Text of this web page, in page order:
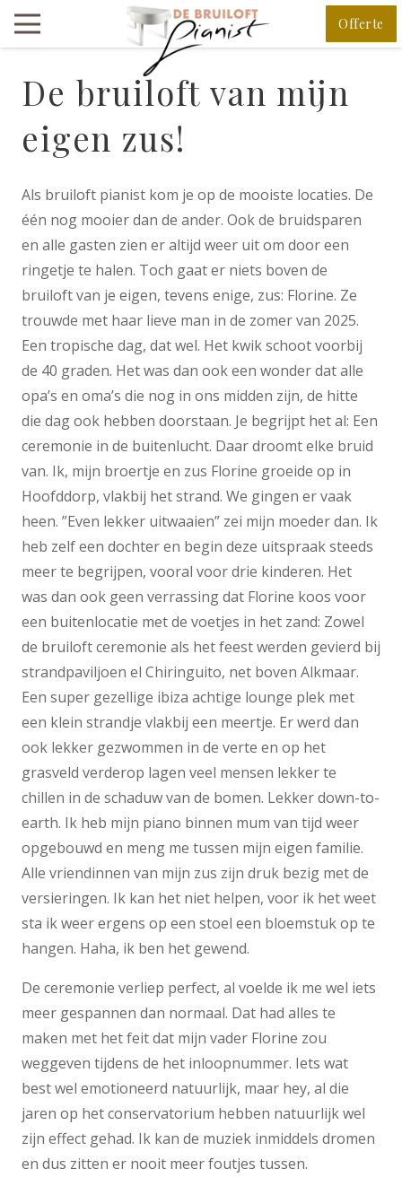
Offerte
De bruiloft van mijn
eigen zus!
Als bruiloft pianist kom je op de mooiste locaties. De
één nog mooier dan de ander. Ook de bruidsparen
en alle gasten zien er altijd weer uit om door een
ringetje te halen. Toch gaat er niets boven de
bruiloft van je eigen, tevens enige, zus: Florine. Ze
trouwde met haar lieve man in de zomer van 2025.
Een tropische dag, dat wel. Het kwik schoot voorbij
de 40 graden. Het was dan ook een wonder dat alle
opa’s en oma’s die nog in ons midden zijn, de hitte
die dag ook hebben doorstaan. Je begrijpt het al: Een
ceremonie in de buitenlucht. Daar droomt elke bruid
van. Ik, mijn broertje en zus Florine groeide op in
Hoofddorp, vlakbij het strand. We gingen er vaak
heen. ”Even lekker uitwaaien” zei mijn moeder dan. Ik
heb zelf een dochter en begin deze uitspraak steeds
meer te begrijpen, vooral voor drie kinderen. Het
was dan ook geen verrassing dat Florine koos voor
een buitenlocatie met de voetjes in het zand: Zowel
de bruiloft ceremonie als het feest werden gevierd bij
strandpaviljoen el Chiringuito, net boven Alkmaar.
Een super gezellige ibiza achtige lounge plek met
een klein strandje vlakbij een meertje. Er werd dan
ook lekker gezwommen in de verte en op het
grasveld verderop lagen veel mensen lekker te
chillen in de schaduw van de bomen. Lekker down-to-
earth. Ik heb mijn piano binnen mum van tijd weer
opgebouwd en meng me tussen mijn eigen familie.
Alle vriendinnen van mijn zus zijn druk bezig met de
versieringen. Ik kan het niet helpen, voor ik het weet
sta ik weer ergens op een stoel een bloemstuk op te
hangen. Haha, ik ben het gewend.
De ceremonie verliep perfect, al voelde ik me wel iets
meer gespannen dan normaal. Dat had alles te
maken met het feit dat mijn vader Florine zou
weggeven tijdens de het inloopnummer. Iets wat
best wel emotioneerd natuurlijk, maar hey, al die
jaren op het conservatorium hebben natuurlijk wel
zijn effect gehad. Ik kan de muziek inmiddels dromen
en dus zitten er nooit meer foutjes tussen.